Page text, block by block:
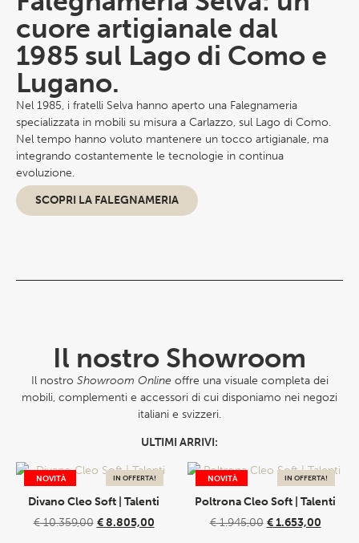
cuore artigianale dal
1985 sul Lago di Como e
Lugano.
Nel 1985, i fratelli Selva hanno aperto una Falegnameria
specializzata in mobili su misura a Carlazzo, sul Lago di Como.
Nel tempo hanno voluto mantenere un tocco artigianale, ma
integrando costantemente le tecnologie in continua
evoluzione.
SCOPRI LA FALEGNAMERIA
Il nostro Showroom
Il nostro Showroom Online offre una visuale completa dei
mobili, complementi e accessori di cui disponiamo nei negozi
italiani e svizzeri.
ULTIMI ARRIVI:
IN OFFERTA!
NOVITÀ
Divano Cleo Soft | Talenti
€10.359,00 €8.805,00
IN OFFERTA!
NOVITÀ
Poltrona Cleo Soft | Talenti
€1.945,00 €1.653,00